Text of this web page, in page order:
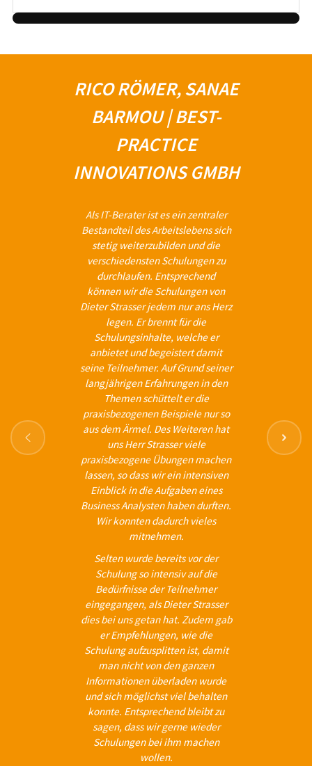
RICO RÖMER, SANAE
BARMOU | BEST-
PRACTICE
INNOVATIONS GMBH
Als IT-Berater ist es ein zentraler
Bestandteil des Arbeitslebens sich
stetig weiterzubilden und die
verschiedensten Schulungen zu
durchlaufen. Entsprechend
können wir die Schulungen von
Dieter Strasser jedem nur ans Herz
legen. Er brennt für die
Schulungsinhalte, welche er
anbietet und begeistert damit
seine Teilnehmer. Auf Grund seiner
langjährigen Erfahrungen in den
Themen schüttelt er die
praxisbezogenen Beispiele nur so
aus dem Ärmel. Des Weiteren hat
uns Herr Strasser viele
praxisbezogene Übungen machen
lassen, so dass wir ein intensiven
Einblick in die Aufgaben eines
Business Analysten haben durften.
Wir konnten dadurch vieles
mitnehmen.
Selten wurde bereits vor der
Schulung so intensiv auf die
Bedürfnisse der Teilnehmer
eingegangen, als Dieter Strasser
dies bei uns getan hat. Zudem gab
er Empfehlungen, wie die
Schulung aufzusplitten ist, damit
man nicht von den ganzen
Informationen überladen wurde
und sich möglichst viel behalten
konnte. Entsprechend bleibt zu
sagen, dass wir gerne wieder
Schulungen bei ihm machen
wollen.